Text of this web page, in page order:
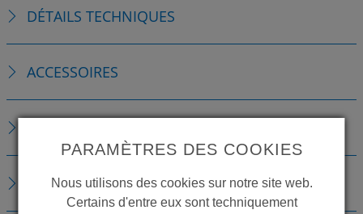
DÉTAILS TECHNIQUES
ACCESSOIRES
TÉLÉCHARGEMENTS
PARAMÈTRES DES COOKIES
Nous utilisons des cookies sur notre site web.
Certains d'entre eux sont techniquement